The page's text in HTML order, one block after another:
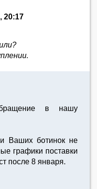
20:17
в нашу
Ваших ботинок не
графики поставки
после 8 января.